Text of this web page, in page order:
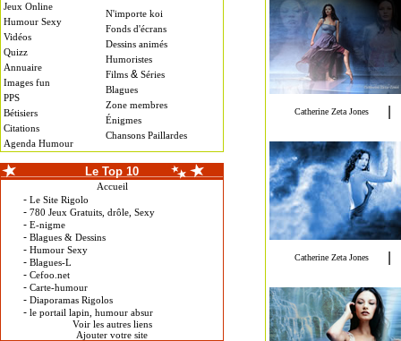
Jeux Online
Humour Sexy
Vidéos
Quizz
Annuaire
Images fun
PPS
Bétisiers
Citations
Agenda Humour
N'importe koi
Fonds d'écrans
Dessins animés
Humoristes
Films & Séries
Blagues
Zone membres
Énigmes
Chansons Paillardes
Le Top 10
Accueil
- Le Site Rigolo
- 780 Jeux Gratuits, drôle, Sexy
- E-nigme
- Blagues & Dessins
- Humour Sexy
- Blagues-L
- Cefoo.net
- Carte-humour
- Diaporamas Rigolos
- le portail lapin, humour absur
Voir les autres liens
Ajouter votre site